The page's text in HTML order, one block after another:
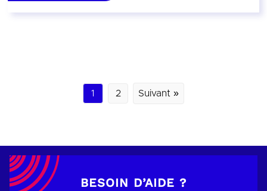
1 2 Suivant »
BESOIN D’AIDE ?